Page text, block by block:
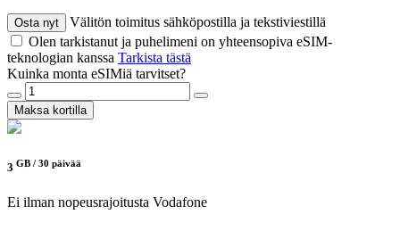
Osta nyt
Välitön toimitus sähköpostilla ja tekstiviestillä
Olen tarkistanut ja puhelimeni on yhteensopiva eSIM-
teknologian kanssa Tarkista tästä
Kuinka monta eSIMiä tarvitset?
Maksa kortilla
3 GB / 30 päivää
Ei ilman nopeusrajoitusta Vodafone